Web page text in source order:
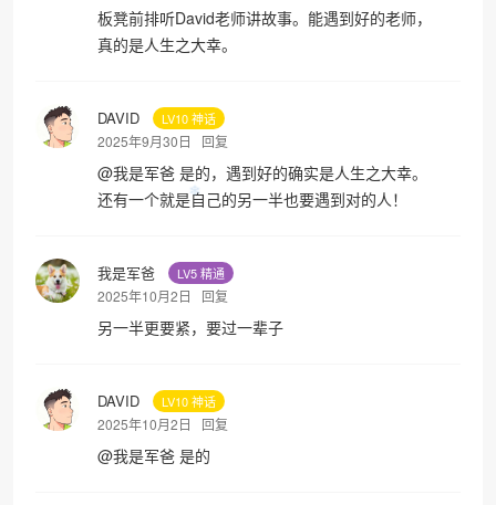
板凳前排听David老师讲故事。能遇到好的老师，
真的是人生之大幸。
DAVID LV10 神话
2025年9月30日 回复
@我是军爸 是的，遇到好的确实是人生之大幸。
还有一个就是自己的另一半也要遇到对的人！
我是军爸 LV5 精通
2025年10月2日 回复
另一半更要紧，要过一辈子
DAVID LV10 神话
2025年10月2日 回复
@我是军爸 是的